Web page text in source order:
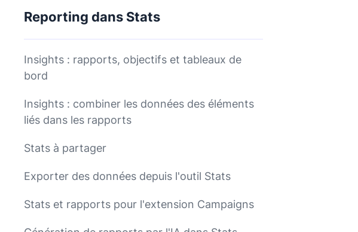
Reporting dans Stats
Insights : rapports, objectifs et tableaux de
bord
Insights : combiner les données des éléments
liés dans les rapports
Stats à partager
Exporter des données depuis l'outil Stats
Stats et rapports pour l'extension Campaigns